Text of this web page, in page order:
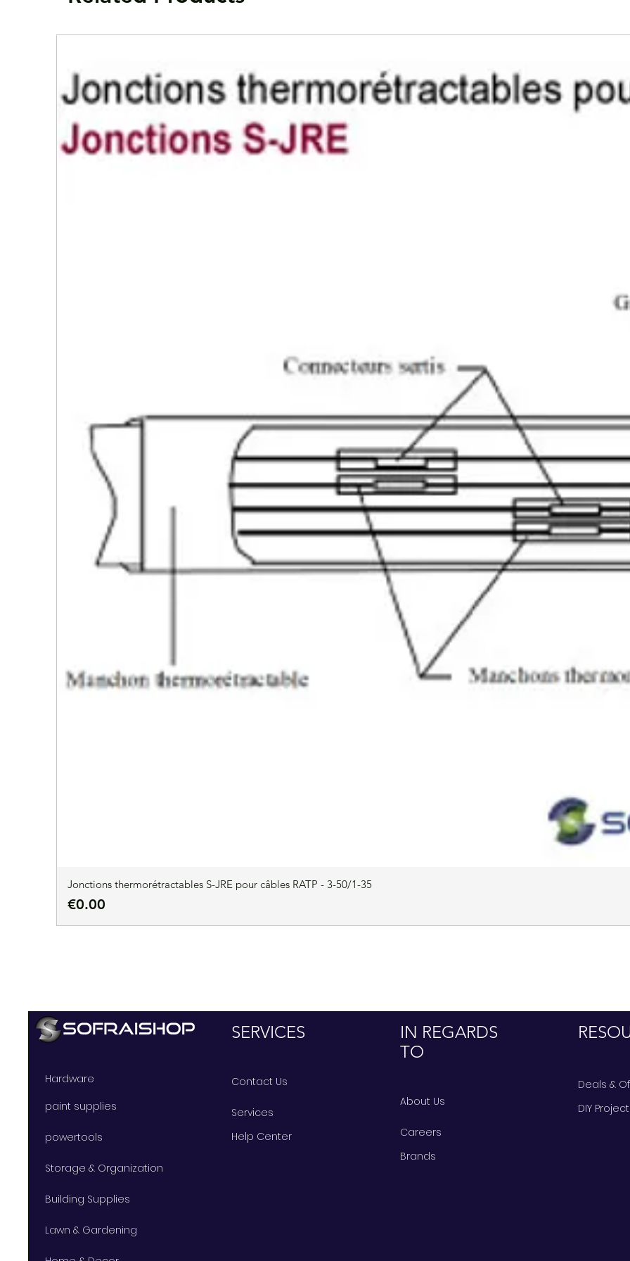
Jonctions thermorétractables S-JRE pour câbles RATP - 3-50/1-35
Price
€0.00
Hardware
paint supplies
powertools
Storage & Organization
Building Supplies
Lawn & Gardening
SERVICES
Contact Us
Services
Help Center
IN REGARDS
TO
About Us
Careers
Brands
Deals &
DIY